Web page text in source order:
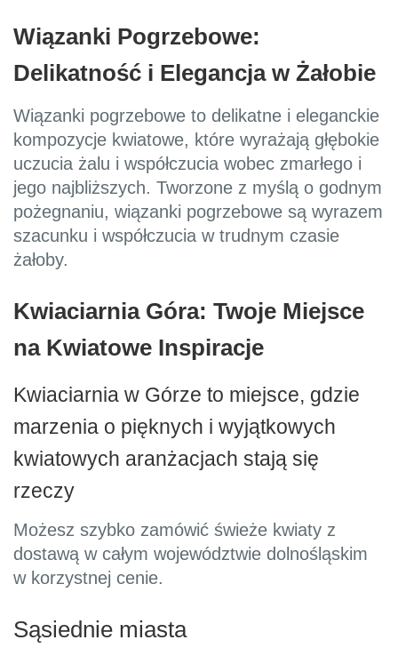
Wiązanki Pogrzebowe:
Delikatność i Elegancja w Żałobie
Wiązanki pogrzebowe to delikatne i eleganckie
kompozycje kwiatowe, które wyrażają głębokie
uczucia żalu i współczucia wobec zmarłego i
jego najbliższych. Tworzone z myślą o godnym
pożegnaniu, wiązanki pogrzebowe są wyrazem
szacunku i współczucia w trudnym czasie
żałoby.
Kwiaciarnia Góra: Twoje Miejsce
na Kwiatowe Inspiracje
Kwiaciarnia w Górze to miejsce, gdzie
marzenia o pięknych i wyjątkowych
kwiatowych aranżacjach stają się
rzeczy
Możesz szybko zamówić świeże kwiaty z
dostawą w całym województwie dolnośląskim
w korzystnej cenie.
Sąsiednie miasta